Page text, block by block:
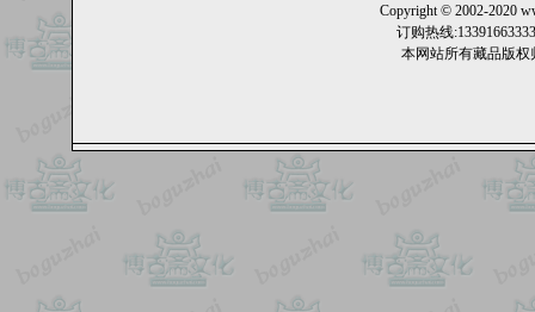
Copyright © 2002-2020
订购热线
本网站所有藏品版